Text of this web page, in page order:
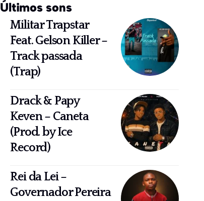
Últimos sons
Militar Trapstar
Feat. Gelson Killer –
Track passada
(Trap)
Drack & Papy
Keven – Caneta
(Prod. by Ice
Record)
Rei da Lei –
Governador Pereira